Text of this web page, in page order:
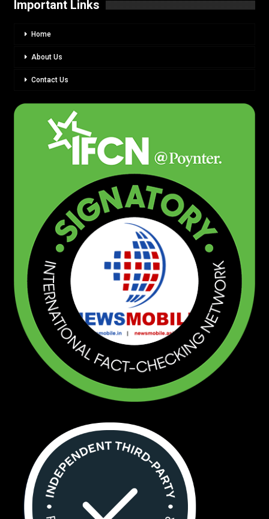
Important Links
Home
About Us
Contact Us